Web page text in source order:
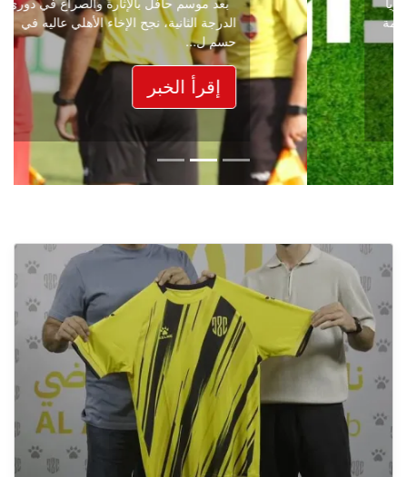
بعد موسم حافل بالإثارة والصراع في دوري
الدرجة الثانية، نجح الإخاء الأهلي عاليه في
حسم ل...
إقرأ الخبر